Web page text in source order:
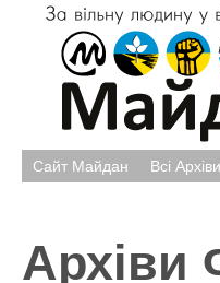
Сайт Майдан Всі
Архіви